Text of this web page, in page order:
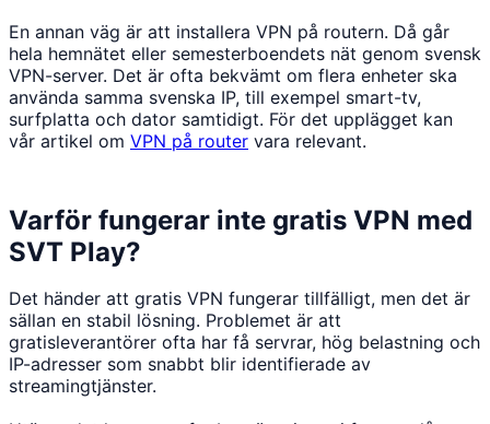
En annan väg är att installera VPN på routern. Då går
hela hemnätet eller semesterboendets nät genom svensk
VPN-server. Det är ofta bekvämt om flera enheter ska
använda samma svenska IP, till exempel smart-tv,
surfplatta och dator samtidigt. För det upplägget kan
vår artikel om VPN på router vara relevant.
Varför fungerar inte gratis VPN med
SVT Play?
Det händer att gratis VPN fungerar tillfälligt, men det är
sällan en stabil lösning. Problemet är att
gratisleverantörer ofta har få servrar, hög belastning och
IP-adresser som snabbt blir identifierade av
streamingtjänster.